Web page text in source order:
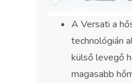
A Versati a
technológián
külső levegő
magasabb